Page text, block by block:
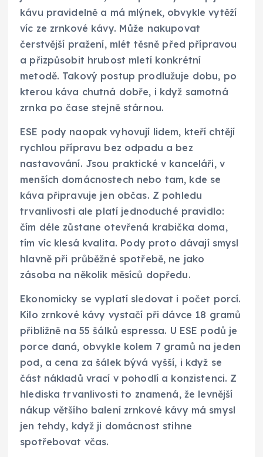
kávu pravidelně a má mlýnek, obvykle vytěží
víc ze zrnkové kávy. Může nakupovat
čerstvější pražení, mlét těsně před přípravou
a přizpůsobit hrubost mletí konkrétní
metodě. Takový postup prodlužuje dobu, po
kterou káva chutná dobře, i když samotná
zrnka po čase stejně stárnou.
ESE pody naopak vyhovují lidem, kteří chtějí
rychlou přípravu bez odpadu a bez
nastavování. Jsou praktické v kanceláři, v
menších domácnostech nebo tam, kde se
káva připravuje jen občas. Z pohledu
trvanlivosti ale platí jednoduché pravidlo:
čím déle zůstane otevřená krabička doma,
tím víc klesá kvalita. Pody proto dávají smysl
hlavně při průběžné spotřebě, ne jako
zásoba na několik měsíců dopředu.
Ekonomicky se vyplatí sledovat i počet porcí.
Kilo zrnkové kávy vystačí při dávce 18 gramů
přibližně na 55 šálků espressa. U ESE podů je
porce daná, obvykle kolem 7 gramů na jeden
pod, a cena za šálek bývá vyšší, i když se
část nákladů vrací v pohodlí a konzistenci. Z
hlediska trvanlivosti to znamená, že levnější
nákup většího balení zrnkové kávy má smysl
jen tehdy, když ji domácnost stihne
spotřebovat včas.